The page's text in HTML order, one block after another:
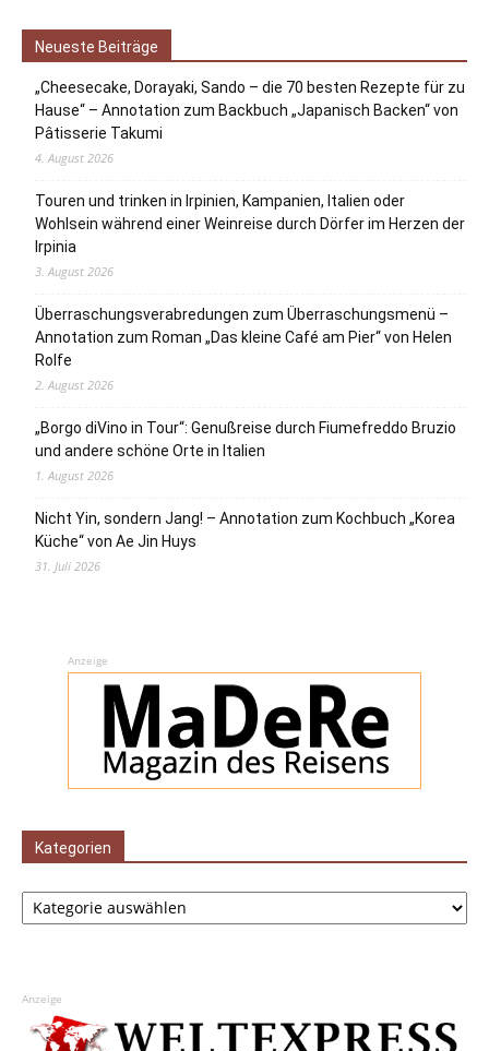
Neueste Beiträge
„Cheesecake, Dorayaki, Sando – die 70 besten Rezepte für zu
Hause“ – Annotation zum Backbuch „Japanisch Backen“ von
Pâtisserie Takumi
4. August 2026
Touren und trinken in Irpinien, Kampanien, Italien oder
Wohlsein während einer Weinreise durch Dörfer im Herzen der
Irpinia
3. August 2026
Überraschungsverabredungen zum Überraschungsmenü –
Annotation zum Roman „Das kleine Café am Pier“ von Helen
Rolfe
2. August 2026
„Borgo diVino in Tour“: Genußreise durch Fiumefreddo Bruzio
und andere schöne Orte in Italien
1. August 2026
Nicht Yin, sondern Jang! – Annotation zum Kochbuch „Korea
Küche“ von Ae Jin Huys
31. Juli 2026
Anzeige
Kategorien
Kategorien
Anzeige